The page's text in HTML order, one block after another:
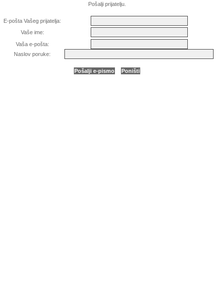
Pošalji prijatelju.
E-pošta Vašeg prijatelja:
Vaše ime:
Vaša e-pošta:
Naslov poruke: